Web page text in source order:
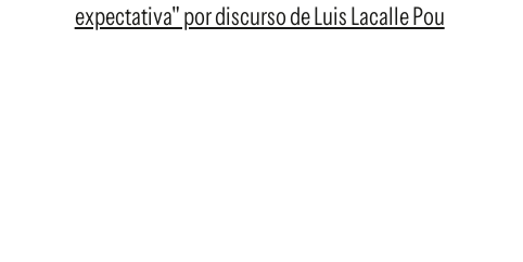
expectativa" por discurso de Luis Lacalle Pou